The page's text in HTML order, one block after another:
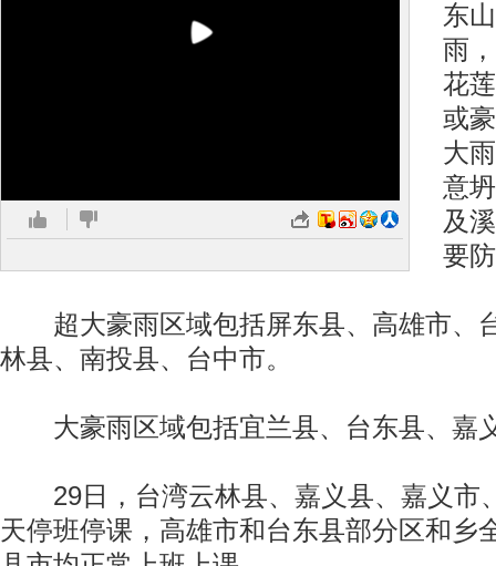
东
雨
花
或
大
意
及
要
超大豪雨区域包括屏东县、高雄市、
林县、南投县、台中市。
大豪雨区域包括宜兰县、台东县、嘉
29日，台湾云林县、嘉义县、嘉义市
天停班停课，高雄市和台东县部分区和乡